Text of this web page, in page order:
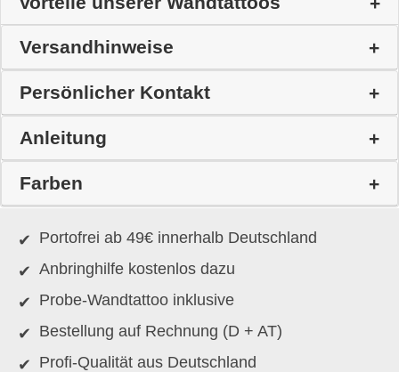
Versandhinweise
Persönlicher Kontakt
Anleitung
Farben
Portofrei ab 49€ innerhalb Deutschland
Anbringhilfe kostenlos dazu
Probe-Wandtattoo inklusive
Bestellung auf Rechnung (D + AT)
Profi-Qualität aus Deutschland